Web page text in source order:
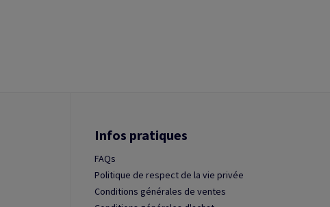
Infos pratiques
FAQs
Politique de respect de la vie privée
Conditions générales de ventes